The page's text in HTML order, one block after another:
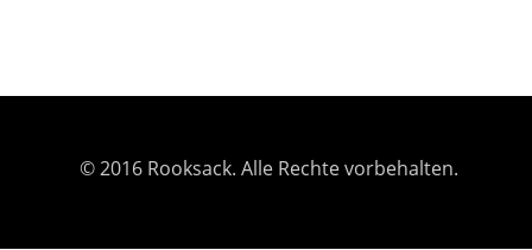
© 2016 Rooksack. Alle Rechte vorbehalten.